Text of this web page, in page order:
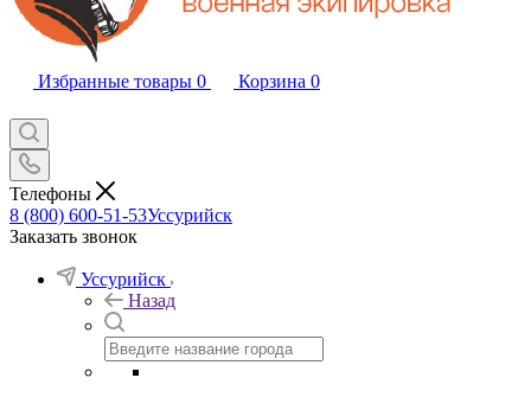
Избранные товары 0 Корзина 0
Телефоны
8 (800) 600-51-53Уссурийск
Заказать звонок
Уссурийск
Назад